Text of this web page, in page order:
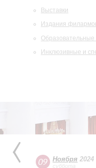
Выставки
Издания
Инклюзивные и
09 Ноября 2024
суббота